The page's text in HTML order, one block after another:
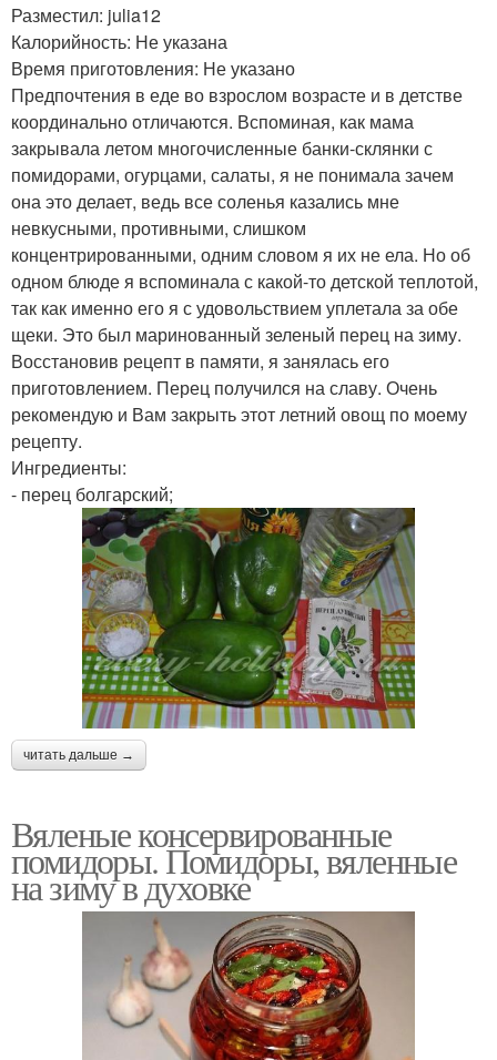
Разместил: julia12
Калорийность: Не указана
Время приготовления: Не указано
Предпочтения в еде во взрослом возрасте и в детстве
координально отличаются. Вспоминая, как мама
закрывала летом многочисленные банки-склянки с
помидорами, огурцами, салаты, я не понимала зачем
она это делает, ведь все соленья казались мне
невкусными, противными, слишком
концентрированными, одним словом я их не ела. Но об
одном блюде я вспоминала с какой-то детской теплотой,
так как именно его я с удовольствием уплетала за обе
щеки. Это был маринованный зеленый перец на зиму.
Восстановив рецепт в памяти, я занялась его
приготовлением. Перец получился на славу. Очень
рекомендую и Вам закрыть этот летний овощ по моему
рецепту.
Ингредиенты:
- перец болгарский;
читать дальше →
Вяленые консервированные
помидоры. Помидоры, вяленные
на зиму в духовке